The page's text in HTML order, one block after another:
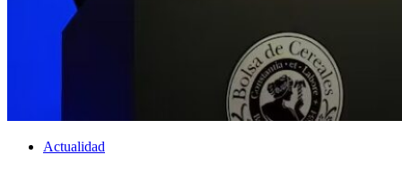
Actualidad